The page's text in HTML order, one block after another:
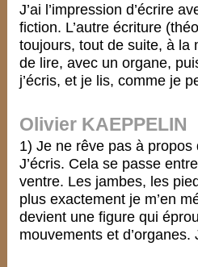
J’ai l’impression d’écrire
fiction. L’autre écriture
toujours, tout de suite, à la
de lire, avec un organe,
j’écris, et je lis, comme je
Olivier KAEPPELIN
1) Je ne rêve pas à
J’écris. Cela se passe
ventre. Les jambes, les
plus exactement je m’en
devient une figure qui
mouvements et